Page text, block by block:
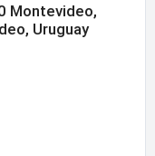
Montevideo,
Uruguay